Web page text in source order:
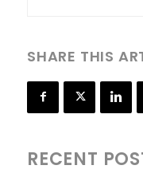
SHARE THIS
RECENT